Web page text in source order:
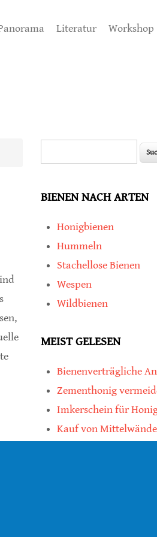
Literatur Workshop
BIENEN NACH ARTEN
Honigbienen
Hummeln
Stachellose Bienen
Wespen
Wildbienen
MEIST GELESEN
Bienenverträgliche
Zementhonig
Imkerschein für
Kauf von